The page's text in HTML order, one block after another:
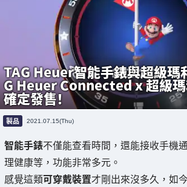
TAG Heuer智能手錶與超級瑪
G Heuer Connected x 超級瑪
確定發售！
製品 2021.07.15(Thu)
智能手錶不僅能查看時間，還能接收手機
理健康等，功能非常多元。
感覺這類可穿戴裝置才剛出來沒多久，如